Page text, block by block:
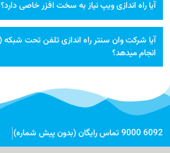
آیا راه اندازی ویپ نیاز به سخت افزر خاصی دارد؟
انجام میدهد؟
6092 9000 تماس رایگان (بدون پیش شماره)